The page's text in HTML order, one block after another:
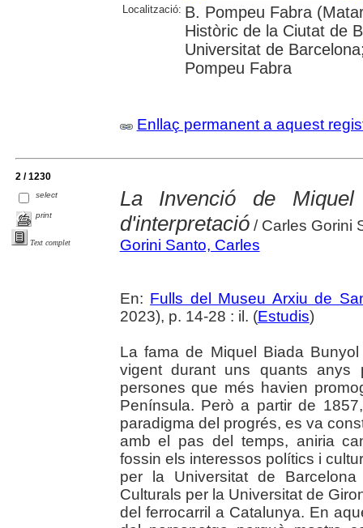
Localització: B. Pompeu Fabra
Històric de la Ciutat de
Universitat de
Pompeu Fabra
Enllaç permanent a aquest
2 / 1230
select
print
Text complet
La Invenció de
d'interpretació/ Carles Gorini
Gorini Santo, Carles
En: Fulls del Museu Arxiu de
2023), p. 14-28 : il. (Estudis)
La fama de Miquel Biada
vigent durant uns quants anys
persones que més havien
Península. Però a partir de
paradigma del progrés, es va
amb el pas del temps, aniria
fossin els interessos polítics i
per la Universitat de
Culturals per la Universitat de
del ferrocarril a Catalunya. En